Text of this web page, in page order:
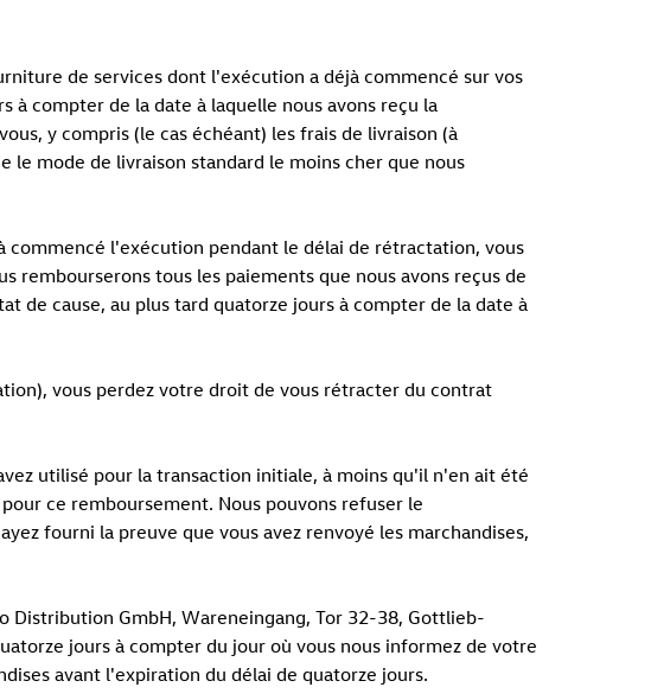
de services dont l'exécution a déjà commencé sur vos
compter de la date à laquelle nous avons reçu la
y compris (le cas échéant) les frais de livraison (à
mode de livraison standard le moins cher que nous
commencé l'exécution pendant le délai de rétractation, vous
rembourserons tous les paiements que nous avons reçus de
de cause, au plus tard quatorze jours à compter de la date à
vous perdez votre droit de vous rétracter du contrat
utilisé pour la transaction initiale, à moins qu'il n'en ait été
ce remboursement. Nous pouvons refuser le
fourni la preuve que vous avez renvoyé les marchandises,
Distribution GmbH, Wareneingang, Tor 32-38, Gottlieb-
jours à compter du jour où vous nous informez de votre
avant l'expiration du délai de quatorze jours.